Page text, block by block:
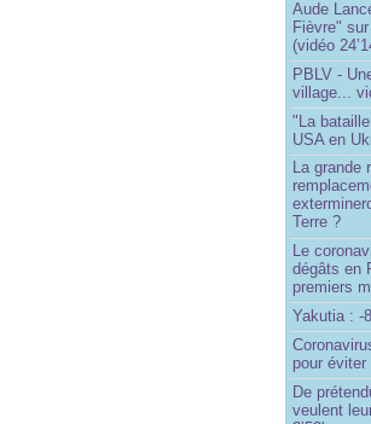
Aude
Fièvre"
(vidéo
PBLV -
village...
"La
USA en
La grande
Terre ?
Le
dégâts en
premiers
Yakutia : -
pour
De
veulent